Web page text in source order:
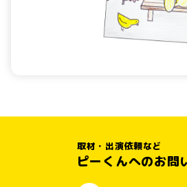
取材・出演依頼など
ピーくんへのお問